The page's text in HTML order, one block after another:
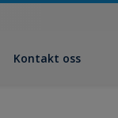
Kontakt oss